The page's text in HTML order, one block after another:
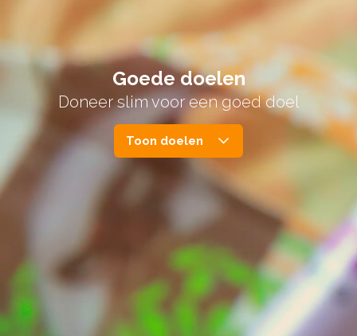
Goede doelen
Doneer slim voor een goed doel
Toon doelen